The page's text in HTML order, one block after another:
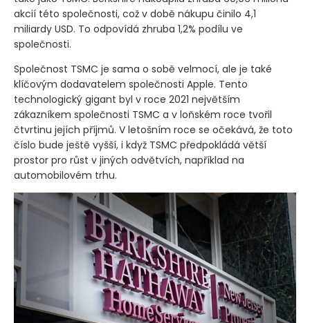
akcií této společnosti, což v době nákupu činilo 4,1
miliardy USD. To odpovídá zhruba 1,2% podílu ve
společnosti.
Společnost TSMC je sama o sobě velmocí, ale je také
klíčovým dodavatelem společnosti Apple. Tento
technologický gigant byl v roce 2021 největším
zákazníkem společnosti TSMC a v loňském roce tvořil
čtvrtinu jejích příjmů. V letošním roce se očekává, že toto
číslo bude ještě vyšší, i když TSMC předpokládá větší
prostor pro růst v jiných odvětvích, například na
automobilovém trhu.